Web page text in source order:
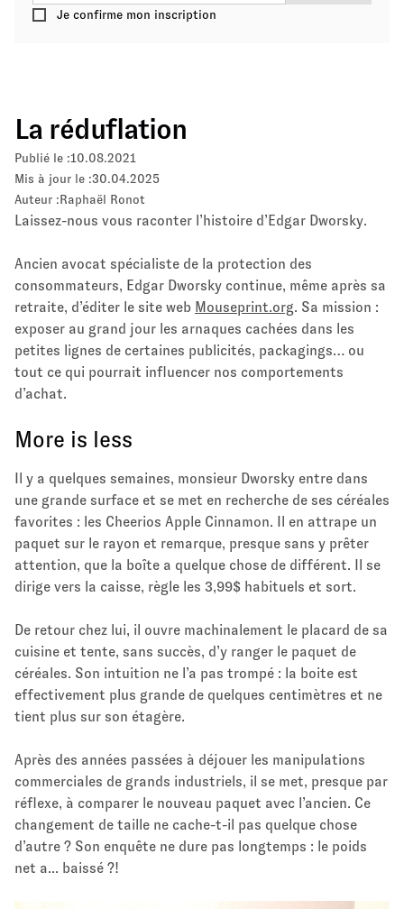
Je confirme mon inscription
La réduflation
Publié le :10.08.2021
Mis à jour le :30.04.2025
Auteur :Raphaël Ronot
Laissez-nous vous raconter l’histoire d’Edgar Dworsky.
Ancien avocat spécialiste de la protection des
consommateurs, Edgar Dworsky continue, même après sa
retraite, d’éditer le site web Mouseprint.org. Sa mission :
exposer au grand jour les arnaques cachées dans les
petites lignes de certaines publicités, packagings… ou
tout ce qui pourrait influencer nos comportements
d’achat.
More is less
Il y a quelques semaines, monsieur Dworsky entre dans
une grande surface et se met en recherche de ses céréales
favorites : les Cheerios Apple Cinnamon. Il en attrape un
paquet sur le rayon et remarque, presque sans y prêter
attention, que la boîte a quelque chose de différent. Il se
dirige vers la caisse, règle les 3,99$ habituels et sort.
De retour chez lui, il ouvre machinalement le placard de sa
cuisine et tente, sans succès, d’y ranger le paquet de
céréales. Son intuition ne l’a pas trompé : la boite est
effectivement plus grande de quelques centimètres et ne
tient plus sur son étagère.
Après des années passées à déjouer les manipulations
commerciales de grands industriels, il se met, presque par
réflexe, à comparer le nouveau paquet avec l’ancien. Ce
changement de taille ne cache-t-il pas quelque chose
d’autre ? Son enquête ne dure pas longtemps : le poids
net a... baissé ?!